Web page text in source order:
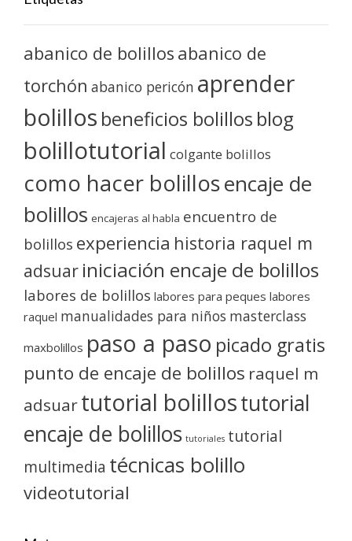
abanico de bolillos abanico de
torchón abanico pericón aprender
bolillos beneficios bolillos blog
bolillotutorial colgante bolillos
como hacer bolillosencaje de
bolillos encajeras al habla encuentro de
bolillos experiencia historia raquel m
adsuar iniciación encaje de bolillos
labores de bolillos labores para peques labores
raquel manualidades para niños masterclass
maxbolillos paso a paso picado gratis
punto de encaje de bolillos raquel m
adsuartutorial bolillostutorial
encaje de bolillos tutoriales tutorial
multimedia técnicas bolillo
videotutorial